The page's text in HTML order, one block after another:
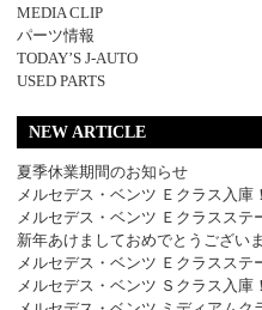
MEDIA CLIP
パーツ情報
TODAY’S J-AUTO
USED PARTS
NEW ARTICLE
夏季休業期間のお知らせ
メルセデス・ベンツ Ｅクラス入庫！
メルセデス・ベンツ Ｅクラスステ
新年あけましておめでとうござい
メルセデス・ベンツ Ｅクラスステ
メルセデス・ベンツ Ｓクラス入庫！